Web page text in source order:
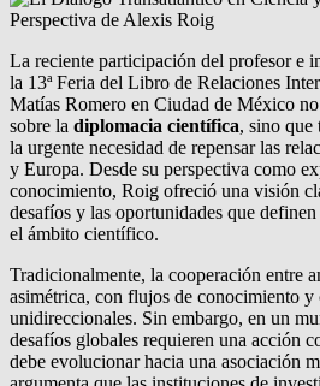
La reciente participación del profesor e
la 13ª Feria del Libro de Relaciones
Matías Romero en Ciudad de México
sobre la diplomacia científica, sino que
la urgente necesidad de repensar las
y Europa. Desde su perspectiva como
conocimiento, Roig ofreció una visión
desafíos y las oportunidades que
el ámbito científico.
Tradicionalmente, la cooperación entre
asimétrica, con flujos de conocimiento y
unidireccionales. Sin embargo, en un
desafíos globales requieren una acción
debe evolucionar hacia una asociación